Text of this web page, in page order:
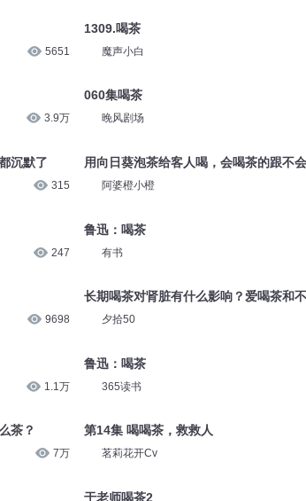
5651
3.9万
沉默了
315
247
9698
1.1万
茶？
7万
1309.喝茶
魔声小白
060集喝茶
晚风剧场
用向日葵泡茶给客人喝，会喝茶的跟不
阿婆橙小橙
鲁迅：喝茶
有书
长期喝茶对肾脏有什么影响？爱喝茶和
夕拾50
鲁迅：喝茶
365读书
第14集 喝喝茶，救救人
茗莉花开Cv
于老师喝茶2